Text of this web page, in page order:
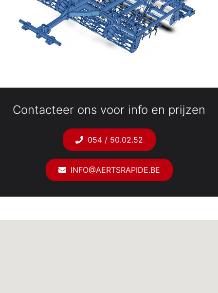
Contacteer ons voor info en prijzen
054 / 50.02.52
INFO@AERTSRAPIDE.BE